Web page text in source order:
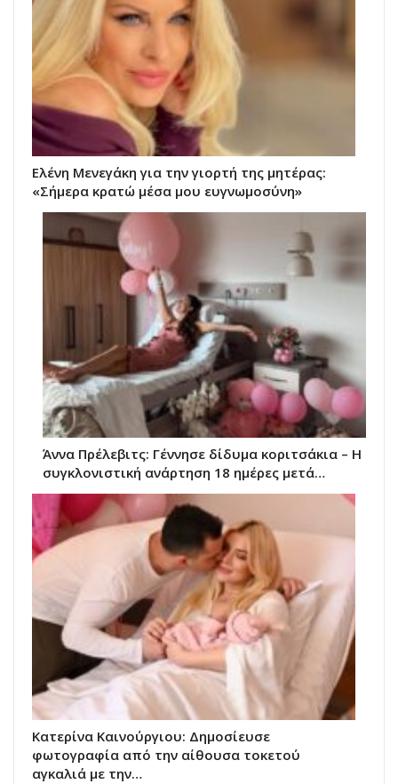
Ελένη Μενεγάκη για την γιορτή της μητέρας:
«Σήμερα κρατώ μέσα μου ευγνωμοσύνη»
Άννα Πρέλεβιτς: Γέννησε δίδυμα κοριτσάκια – Η
συγκλονιστική ανάρτηση 18 ημέρες μετά…
Κατερίνα Καινούργιου: Δημοσίευσε
φωτογραφία από την αίθουσα τοκετού
αγκαλιά με την…